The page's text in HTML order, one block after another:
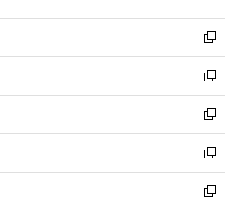
開
く
ウ
で
開
く
ン
ド
ウ
で
開
く
ウ
ィ
ン
ド
ウ
で
開
く
新
し
い
ウ
ィ
ン
ド
ウ
で
新
し
い
ウ
ィ
ン
ド
新
し
い
ウ
ィ
新
し